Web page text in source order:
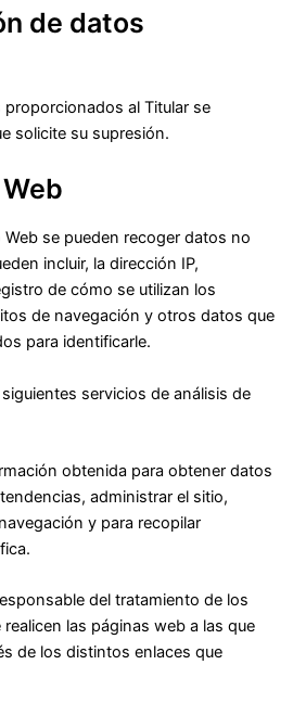
de datos
al Titular se
solicite su supresión.
se pueden recoger datos no
incluir, la dirección IP,
de cómo se utilizan los
de navegación y otros datos que
para identificarle.
servicios de análisis de
obtenida para obtener datos
administrar el sitio,
y para recopilar
del tratamiento de los
las páginas web a las que
de los distintos enlaces que